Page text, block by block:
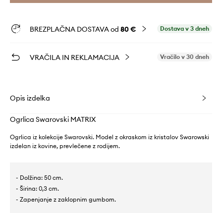
BREZPLAČNA DOSTAVA od 80 € Dostava v 3 dneh
VRAČILA IN REKLAMACIJA Vračilo v 30 dneh
Opis izdelka
Ogrlica Swarovski MATRIX
Ogrlica iz kolekcije Swarovski. Model z okraskom iz kristalov Swarowski
izdelan iz kovine, prevlečene z rodijem.
- Dolžina: 50 cm.
- Širina: 0,3 cm.
- Zapenjanje z zaklopnim gumbom.